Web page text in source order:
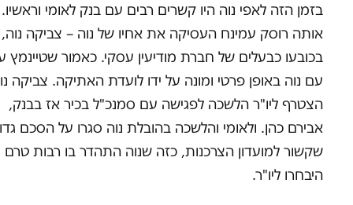
בזמן הזה לאפי נוה היו קשרים רבים עם בנק לאומי וראשיו.
אותה רוסק עמינח העסיקה את אחיו של נוה – צביקה נוה,
בכובעו כבעלים של חברת מודיעין עסקי. כאמור שטיינמץ
עם נוה באופן פרטי ומונה על ידו לועדת האתיקה. צביקה
הצטרף ליו"ר הלשכה לפגישה עם סמנכ"ל בכיר אז בבנק,
אבירם כהן. ולאומי והלשכה בהובלת נוה סגרו על הסכם
שקשור למועדון הצרכנות, כזה שנוה התהדר בו רבות טרם
היבחרו ליו"ר.